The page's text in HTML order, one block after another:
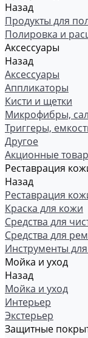
Назад
Продукты для
Полировка и
Аксессуары
Назад
Аксессуары
Аппликаторы
Кисти и щетки
Микрофибры,
Триггеры,
Другое
Акционные
Реставрация
Назад
Реставрация
Краска для кожи
Средства для
Средства для
Инструменты
Мойка и уход
Назад
Мойка и уход
Интерьер
Экстерьер
Защитные